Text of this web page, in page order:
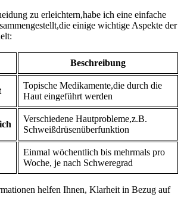
zu erleichtern,habe ich eine einfache
einige wichtige Aspekte der
Beschreibung
Topische Medikamente,die durch die
Haut eingeführt werden
Verschiedene Hautprobleme,z.B.⁢
Schweißdrüsenüberfunktion
Einmal wöchentlich bis mehrmals pro
Woche, je nach Schweregrad
helfen Ihnen, Klarheit in Bezug auf